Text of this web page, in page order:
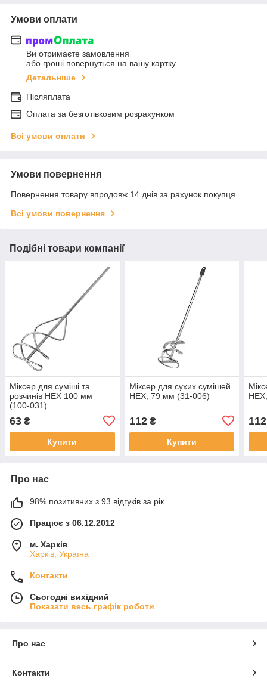
Умови оплати
Ви отримаєте замовлення
або гроші повернуться на вашу картку
Детальніше
Післяплата
Оплата за безготівковим розрахунком
Всі умови оплати
Умови повернення
Повернення товару впродовж 14 днів за рахунок покупця
Всі умови повернення
Подібні товари компанії
Міксер для суміші та
розчинів HEX 100 мм
(100-031)
63 ₴
Купити
Міксер для сухих сумішей
HEX, 79 мм (31-006)
112₴
Купити
112
Про нас
98% позитивних з 93 відгуків за рік
Працює з 06.12.2012
м. Харків
Харків, Україна
Контакти
Сьогодні вихідний
Показати весь графік роботи
Про нас
Контакти